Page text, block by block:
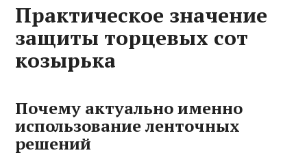
Практическое значение
защиты торцевых сот
козырька
Почему актуально именно
использование ленточных
решений